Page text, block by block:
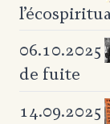
06.10.2025
de fuite
14.09.2025